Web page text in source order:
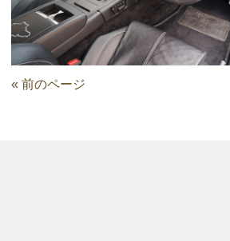
« 前のページ